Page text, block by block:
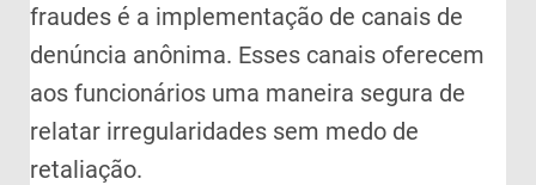
fraudes é a implementação de canais de
denúncia anônima. Esses canais oferecem
aos funcionários uma maneira segura de
relatar irregularidades sem medo de
retaliação.